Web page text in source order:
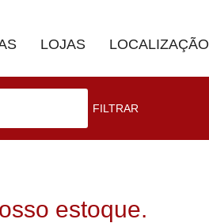
LOJAS LOCALIZAÇÃO
FILTRAR
estoque.